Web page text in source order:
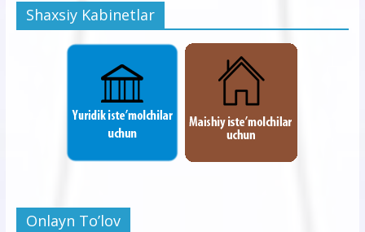
Shaxsiy Kabinetlar
Onlayn To’lov